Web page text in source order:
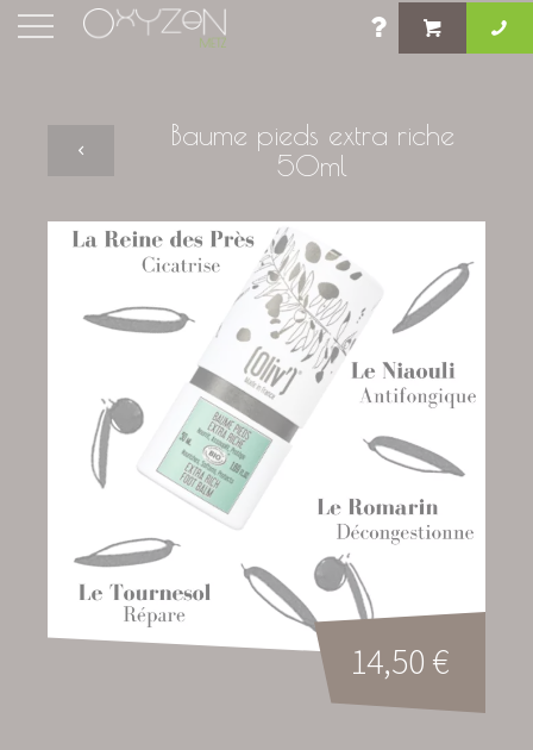
Baume pieds extra riche
50ml
14,50 €